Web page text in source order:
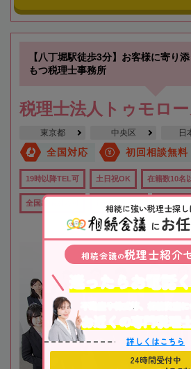
【八丁堀駅徒歩3分】お客様に寄り
もつ税理士事務所
税理士法人トゥモロ
東京都 中央区 日
全国対応 初回相談無料
19時以降TEL可 土日祝OK 在籍数10名
全国出張対応可 行政書士在籍
相続に強い税理士探し
にお
相続会議の税理士紹介
不動産や株式等、相続資産に
お近くの専門税理
詳しくはこちら
24時間受付中